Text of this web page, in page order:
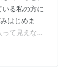
る私の方に
はじめま
て見えなく
できまし
ました。 至